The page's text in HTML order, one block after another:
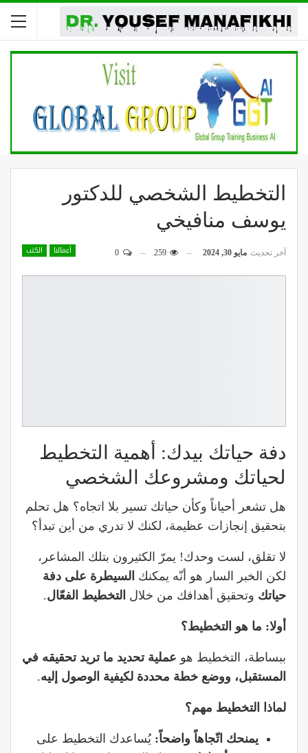
التخطيط الشخصي للدكتور
يوسف منافيخي
أعمالنا الكتب آخر تحديث مايو 30, 2024
دفة حياتك بيدك: أهمية التخطيط
لحياتك ومشروعك الشخصي
هل تشعر أحياناً وكأن حياتك تسير بلا اتجاه؟ هل تحلم
بتحقيق إنجازات عظيمة، لكنك لا تدري من أين تبدأ؟
لا تقلق، لست وحدك! يمرّ الكثيرون بتلك المشاعر،
لكن الخبر السار هو أنّه يمكنك السيطرة على دفة
حياتك وتحقيق أهدافك من خلال التخطيط الفعّال.
أولا: ما هو التخطيط؟
ببساطة، التخطيط هو عملية تحديد ما تريد تحقيقه في
المستقبل، ووضع خطة محددة لكيفية الوصول إليه.
لماذا التخطيط مهم؟
يمنحك اتّجاهاً واضحاً: يُساعدك التخطيط على